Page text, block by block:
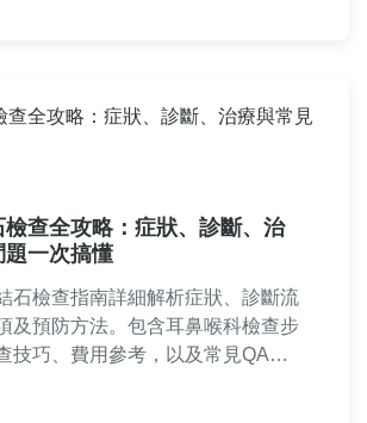
檢查全攻略：症狀、診斷、治
一次搞懂
石檢查指南詳細解析症狀、診斷流
及預防方法。包含耳鼻喉科檢查步
技巧、費用參考，以及常見QA，
前做好準備。